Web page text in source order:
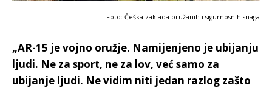
Foto: Češka zaklada oružanih i sigurnosnih snaga
„AR-15 je vojno oružje. Namijenjeno je ubijanju
ljudi. Ne za sport, ne za lov, već samo za
ubijanje ljudi. Ne vidim niti jedan razlog zašto